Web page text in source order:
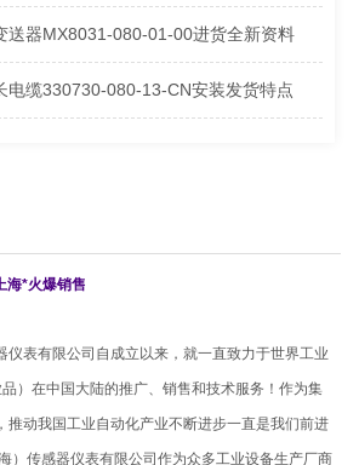
送器MX8031-080-01-00进货全新资料
电缆330730-080-13-CN安装发货特点
海*火爆销售
仪表有限公司自成立以来，就一直致力于世界工业
）在中国大陆的推广、销售和技术服务！作为集
推动我国工业自动化产业不断进步一直是我们前进
）传感器仪表有限公司作为众多工业设备生产厂商